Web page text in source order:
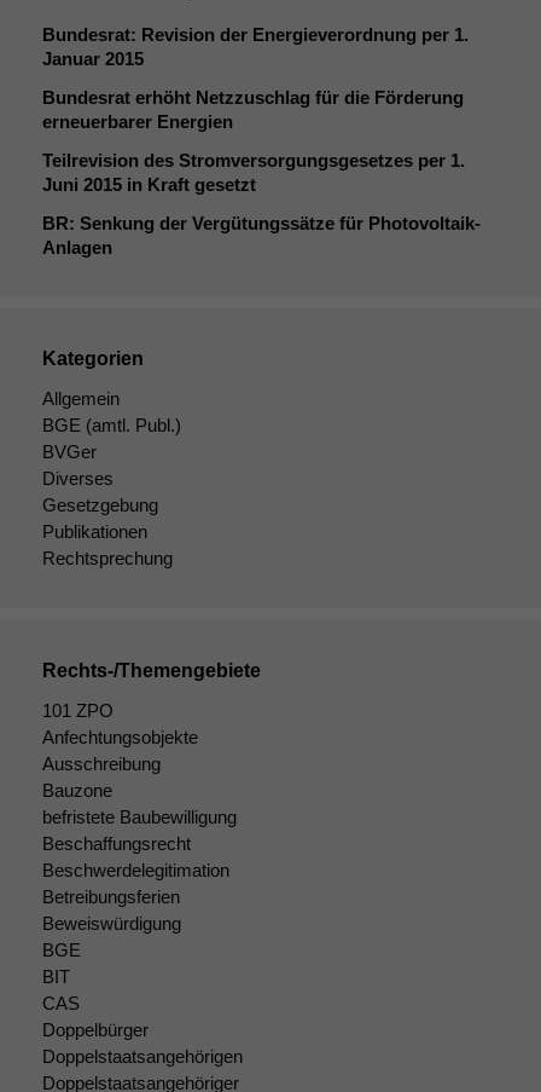
Bundesrat: Revision der Energieverordnung per 1.
Januar 2015
Bundesrat erhöht Netzzuschlag für die Förderung
erneuerbarer Energien
Teilrevision des Stromversorgungsgesetzes per 1.
Juni 2015 in Kraft gesetzt
BR: Senkung der Vergütungssätze für Photovoltaik-
Anlagen
Kategorien
Allgemein
BGE (amtl. Publ.)
BVGer
Diverses
Gesetzgebung
Publikationen
Rechtsprechung
Rechts-/Themengebiete
101 ZPO
Anfechtungsobjekte
Ausschreibung
Bauzone
befristete Baubewilligung
Beschaffungsrecht
Beschwerdelegitimation
Betreibungsferien
Beweiswürdigung
BGE
BIT
CAS
Doppelbürger
Doppelstaatsangehörigen
Doppelstaatsangehöriger